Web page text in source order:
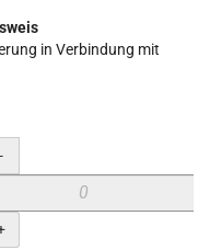
in Verbindung mit
-